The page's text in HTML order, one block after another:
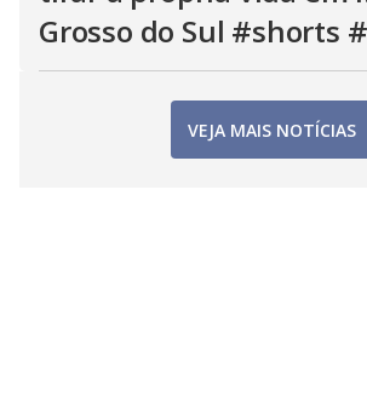
Grosso do Sul #shorts
VEJA MAIS NOTÍCIAS